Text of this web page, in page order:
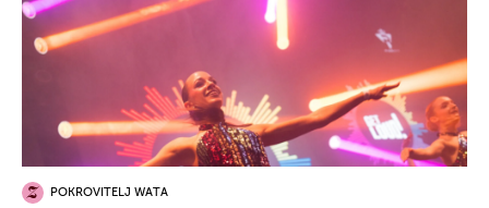
POKROVITELJ WATA